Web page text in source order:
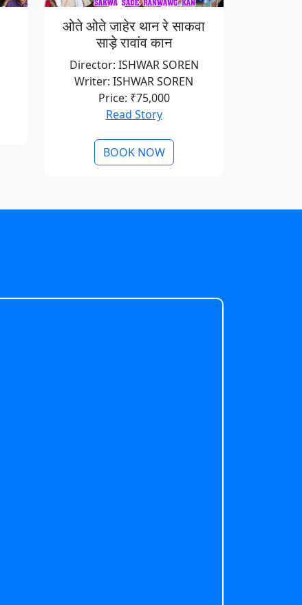
ओते ओते जाहेर थान रे साकवा
साड़े रावांव कान
Director: ISHWAR SOREN
Writer: ISHWAR SOREN
Price: ₹75,000
Read Story
BOOK NOW